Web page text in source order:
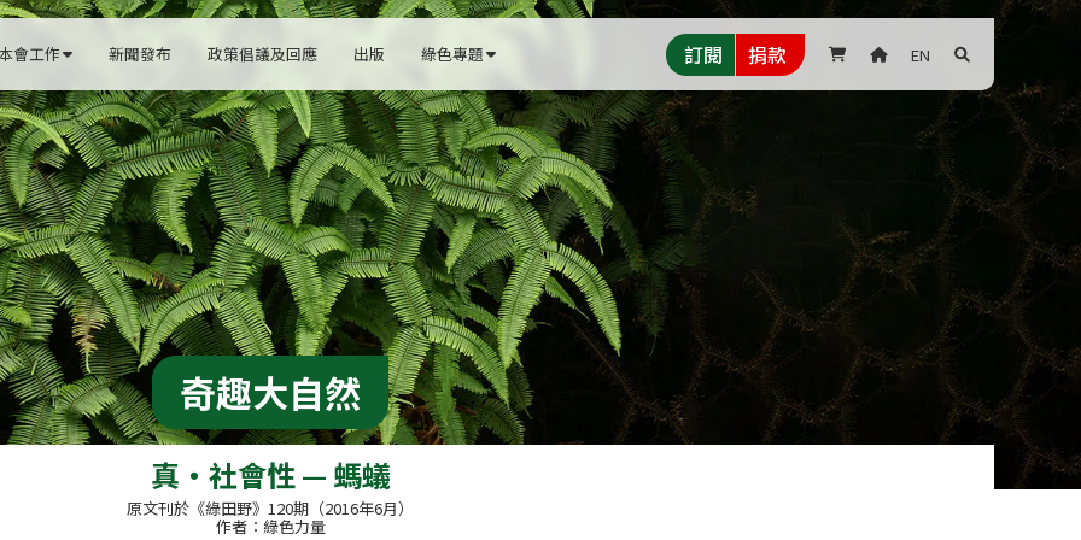
會工作  新聞發布 政策倡議及回應 出版 綠色專題  訂閱 捐款   EN 
奇趣大自然
真・社會性 — 螞蟻
原文刊於《綠田野》120期（2016年6月）
作者：綠色力量